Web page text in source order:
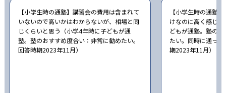
【小学生時の通塾】講習会の費用は含まれて
いないので高いかはわからないが、相場と同
じくらいと思う（小学4年時に子どもが通
塾。塾のおすすめ度合い：非常に勧めたい。
回答時期2023年11月）
【小学生時の通塾
けなのに高く感じ
どもが通塾。塾の
たい。同時に通っ
期2023年11月）